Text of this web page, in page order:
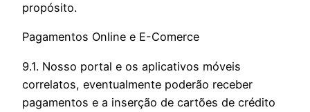
propósito.
Pagamentos Online e E-Comerce
9.1. Nosso portal e os aplicativos móveis
correlatos, eventualmente poderão receber
pagamentos e a inserção de cartões de crédito